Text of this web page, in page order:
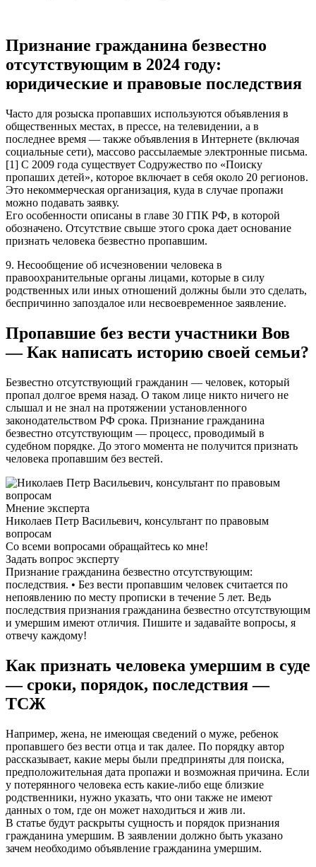
Признание гражданина безвестно
отсутствующим в 2024 году:
юридические и правовые последствия
Часто для розыска пропавших используются объявления в
общественных местах, в прессе, на телевидении, а в
последнее время — также объявления в Интернете (включая
социальные сети), массово рассылаемые электронные письма.
[1] С 2009 года существует Содружество по «Поиску
пропаших детей», которое включает в себя около 20 регионов.
Это некоммерческая организация, куда в случае пропажи
можно подавать заявку.
Его особенности описаны в главе 30 ГПК РФ, в которой
обозначено. Отсутствие свыше этого срока дает основание
признать человека безвестно пропавшим.
9. Несообщение об исчезновении человека в
правоохранительные органы лицами, которые в силу
родственных или иных отношений должны были это сделать,
беспричинно запоздалое или несвоевременное заявление.
Пропавшие без вести участники Вов
— Как написать историю своей семьи?
Безвестно отсутствующий гражданин — человек, который
пропал долгое время назад. О таком лице никто ничего не
слышал и не знал на протяжении установленного
законодательством РФ срока. Признание гражданина
безвестно отсутствующим — процесс, проводимый в
судебном порядке. До этого момента не получится признать
человека пропавшим без вестей.
Мнение эксперта
Николаев Петр Васильевич, консультант по правовым
вопросам
Со всеми вопросами обращайтесь ко мне!
Задать вопрос эксперту
Признание гражданина безвестно отсутствующим:
последствия. • Без вести пропавшим человек считается по
непоявлению по месту прописки в течение 5 лет. Ведь
последствия признания гражданина безвестно отсутствующим
и умершим имеют отличия. Пишите и задавайте вопросы, я
отвечу каждому!
Как признать человека умершим в суде
— сроки, порядок, последствия —
ТСЖ
Например, жена, не имеющая сведений о муже, ребенок
пропавшего без вести отца и так далее. По порядку автор
рассказывает, какие меры были предприняты для поиска,
предположительная дата пропажи и возможная причина. Если
у потерянного человека есть какие-либо еще близкие
родственники, нужно указать, что они также не имеют
данных о том, где он может находиться и жив ли.
В статье будут раскрыты сущность и порядок признания
гражданина умершим. В заявлении должно быть указано
зачем необходимо объявление гражданина умершим.